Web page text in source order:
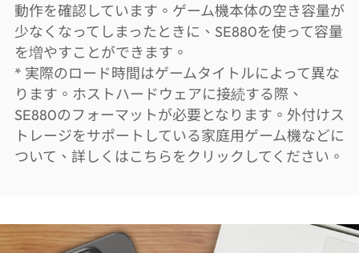
動作を確認しています。ゲーム機本体の空き容量が
少なくなってしまったときに、SE880を使って容量
を増やすことができます。
* 実際のロード時間はゲームタイトルによって異な
ります。ホストハードウェアに接続する際、
SE880のフォーマットが必要となります。外付けス
トレージをサポートしている家庭用ゲーム機などに
ついて、詳しくはこちらをクリックしてください。